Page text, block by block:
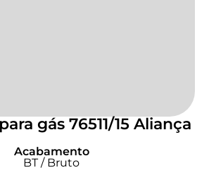
gás 76511/15 Aliança
Acabamento
BT / Bruto